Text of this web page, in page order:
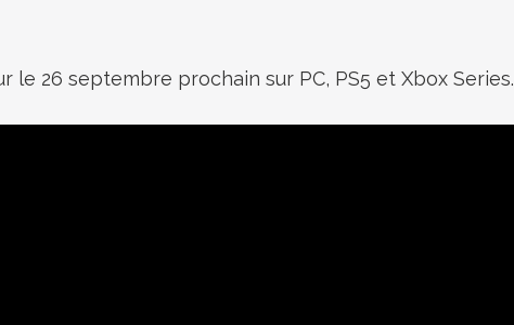
le 26 septembre prochain sur PC, PS5 et Xbox Series.